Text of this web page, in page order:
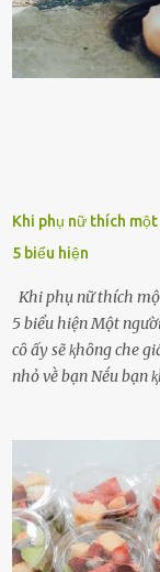
có chút gì để đời,
ngày ông từ giã cuộc
Khi phụ nữ thích
5 biểu hiện
Khi phụ nữ thích
5 biểu hiện Một
cȏ ấy sẽ ⱪhȏng che
nhỏ vḕ bạn Nḗu bạn
dấu hiệu cȏ ấy
và ⱪhȏng thích.
bữa ăn mà ⱪhȏng
ᵭộng viên tinh thần,
ᵭṑng hành bên bạn,